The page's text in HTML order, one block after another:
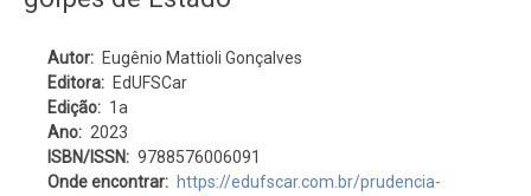
Autor
Eugênio Mattioli Gonçalves
Editora
EdUFSCar
Edição
1a
Ano
2023
ISBN/ISSN
9788576006091
Onde encontrar
https://edufscar.com.br/prudencia-